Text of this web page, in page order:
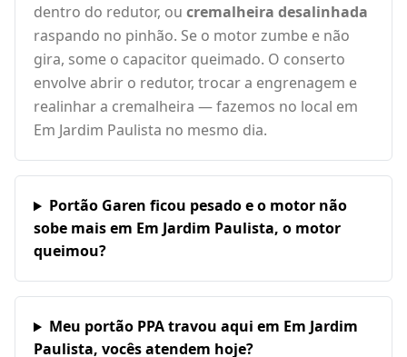
dentro do redutor, ou cremalheira desalinhada
raspando no pinhão. Se o motor zumbe e não
gira, some o capacitor queimado. O conserto
envolve abrir o redutor, trocar a engrenagem e
realinhar a cremalheira — fazemos no local em
Em Jardim Paulista no mesmo dia.
Portão Garen ficou pesado e o motor não
sobe mais em Em Jardim Paulista, o motor
queimou?
Meu portão PPA travou aqui em Em Jardim
Paulista, vocês atendem hoje?